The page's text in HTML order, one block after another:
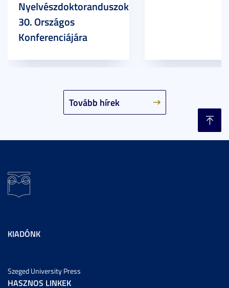
Tovább hírek
Nyelvészdoktoranduszok
30. Országos
Konferenciájára
KIADÓNK
Szeged University Press
HASZNOS LINKEK